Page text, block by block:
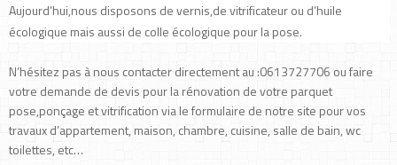
Aujourd’hui,nous disposons de vernis,de vitrificateur ou d’huile
écologique mais aussi de colle écologique pour la pose.
N’hésitez pas à nous contacter directement au :0613727706 ou faire
votre demande de devis pour la rénovation de votre parquet
pose,ponçage et vitrification via le formulaire de notre site pour vos
travaux d’appartement, maison, chambre, cuisine, salle de bain, wc
toilettes, etc…